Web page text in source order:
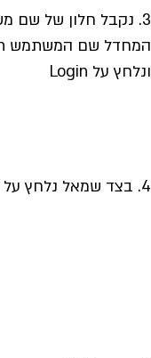
3. נקבל חלון של שם
המחדל שם המשתמש admin והסיסמה admin123
ונלחץ על Login
4. בצד שמאל נלחץ על Wireless 2.4G